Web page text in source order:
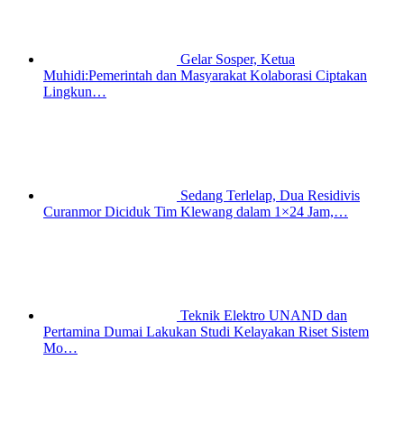
Gelar Sosper, Ketua
Muhidi:Pemerintah dan Masyarakat Kolaborasi Ciptakan
Lingkun…
Sedang Terlelap, Dua Residivis
Curanmor Diciduk Tim Klewang dalam 1×24 Jam,…
Teknik Elektro UNAND dan
Pertamina Dumai Lakukan Studi Kelayakan Riset Sistem
Mo…